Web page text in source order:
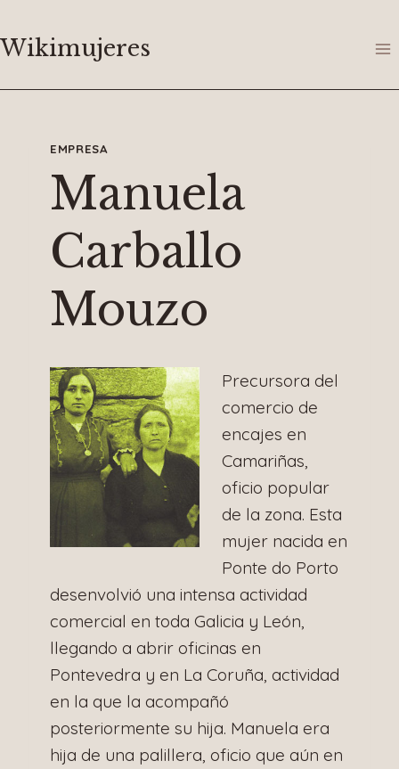
al
Wikimujeres
EMPRESA
Manuela
Carballo
Mouzo
Precursora del
comercio de
encajes en
Camariñas,
oficio popular
de la zona. Esta
mujer nacida en
Ponte do Porto
desenvolvió una intensa actividad
comercial en toda Galicia y León,
llegando a abrir oficinas en
Pontevedra y en La Coruña, actividad
en la que la acompañó
posteriormente su hija. Manuela era
hija de una palillera, oficio que aún en